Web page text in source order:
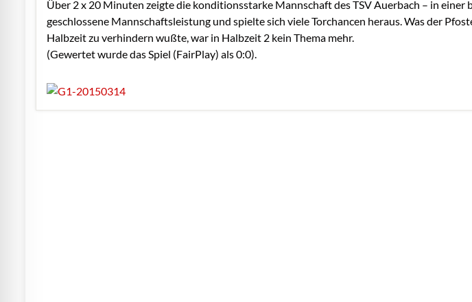
Über 2 x 20 Minuten zeigte die konditionsstarke Mannschaft des TSV Auerbach – in einer
geschlossene Mannschaftsleistung und spielte sich viele Torchancen heraus. Was der
Halbzeit zu verhindern wußte, war in Halbzeit 2 kein Thema mehr.
(Gewertet wurde das Spiel (FairPlay) als 0:0).